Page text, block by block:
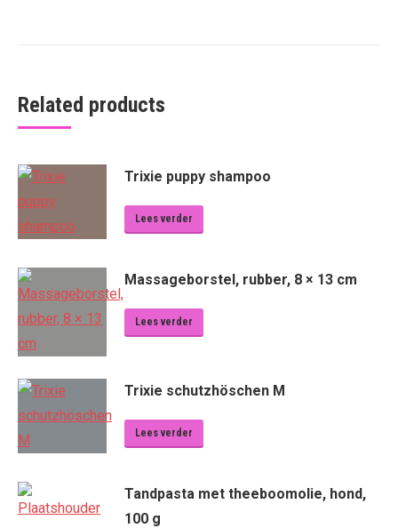
Related products
Trixie puppy shampoo
Lees verder
Massageborstel, rubber, 8 × 13 cm
Lees verder
Trixie schutzhöschen M
Lees verder
Tandpasta met theeboomolie, hond,
100 g